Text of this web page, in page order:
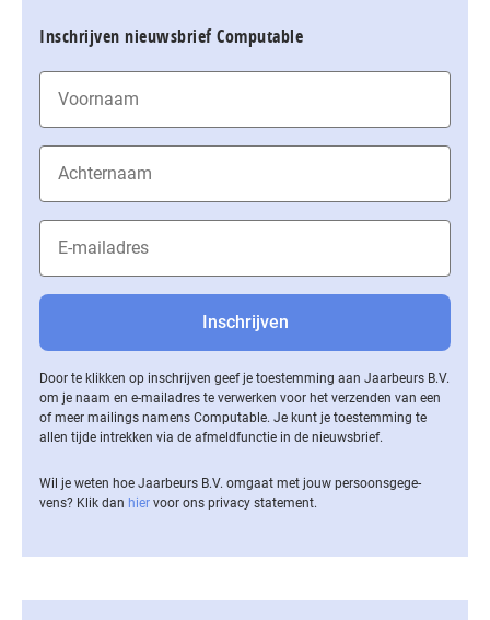
Inschrijven nieuwsbrief Computable
Door te klikken op inschrijven geef je toestemming aan Jaarbeurs B.V.
om je naam en e-mailadres te verwerken voor het verzenden van een
of meer mailings namens Computable. Je kunt je toestemming te
allen tijde intrekken via de af­meld­func­tie in de nieuwsbrief.
Wil je weten hoe Jaarbeurs B.V. omgaat met jouw per­soons­ge­ge­
vens? Klik dan hier voor ons privacy statement.